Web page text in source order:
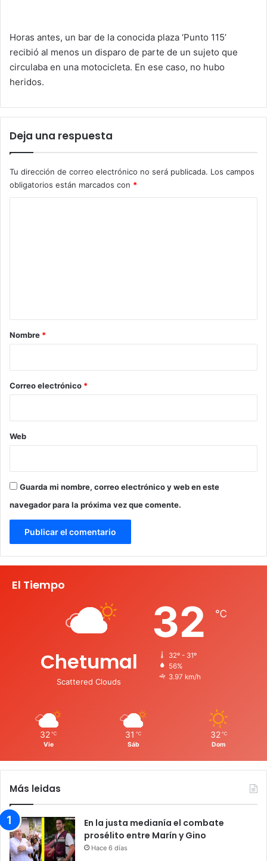
Horas antes, un bar de la conocida plaza ‘Punto 115’
recibió al menos un disparo de parte de un sujeto que
circulaba en una motocicleta. En ese caso, no hubo
heridos.
Deja una respuesta
Tu dirección de correo electrónico no será publicada. Los campos
obligatorios están marcados con *
r
*
Nombre *
Correo electrónico *
Web
Guarda mi nombre, correo electrónico y web en este
navegador para la próxima vez que comente.
El Tiempo
Chetumal
Scattered Clouds
32 ℃
32º - 31º
56%
3.97 km/h
32 ℃
Vie
31 ℃
Sáb
32 ℃
Dom
Más leidas
En la justa medianía el combate
prosélito entre Marín y Gino
Hace 6 días